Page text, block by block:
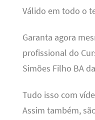
Válido em todo o
Garanta agora
profissional do
Simões Filho BA
Tudo isso com
Assim também,